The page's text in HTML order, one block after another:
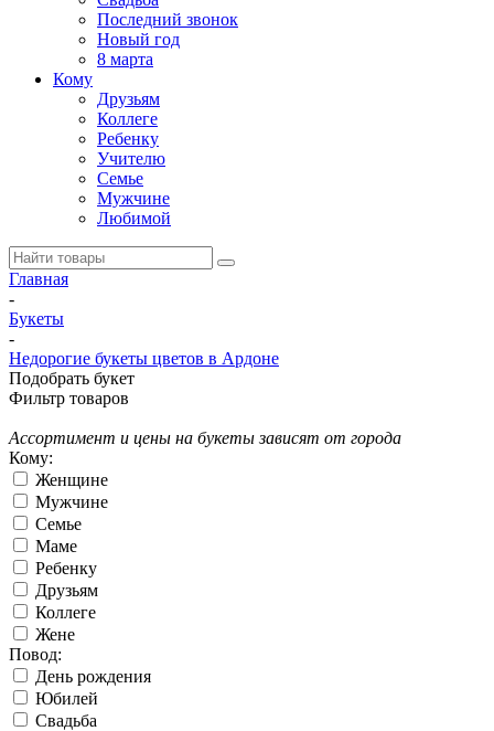
Последний звонок
Новый год
8 марта
Кому
Друзьям
Коллеге
Ребенку
Учителю
Семье
Мужчине
Любимой
Главная
-
Букеты
-
Недорогие букеты цветов в Ардоне
Подобрать букет
Фильтр товаров
Ассортимент и цены на букеты зависят от города
Кому:
Женщине
Мужчине
Семье
Маме
Ребенку
Друзьям
Коллеге
Жене
Повод:
День рождения
Юбилей
Свадьба